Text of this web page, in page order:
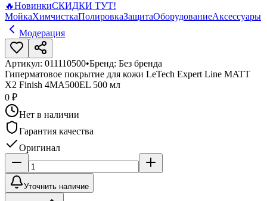
🔥НовинкиСКИДКИ ТУТ!
МойкаХимчисткаПолировкаЗащитаОборудованиеАксессуары
Модерация
Артикул: 011110500•Бренд: Без бренда
Гиперматовое покрытие для кожи LeTech Expert Line MATT
X2 Finish 4MA500EL 500 мл
0 ₽
Нет в наличии
Гарантия качества
Оригинал
Уточнить наличие